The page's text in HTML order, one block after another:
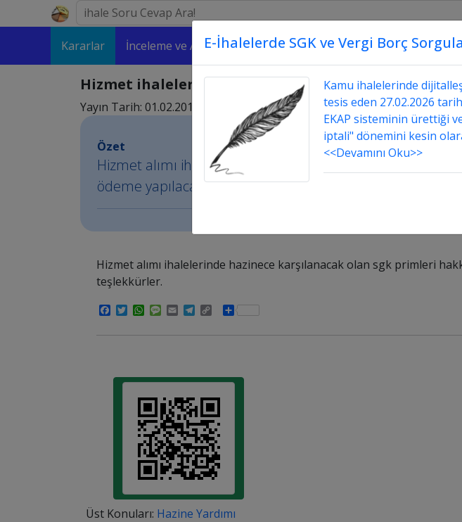
Kararlar İnceleme ve Analizler Makaleler Üstada Sor
Hizmet ihalelerinde hazine yardımı hangi koddan
Yayın Tarih: 01.02.2016 09:02
Özet
Hizmet alımı ihalelerinde hazinece karşılanacak olan
ödeme yapılacak teşlekkürler.
Hizmet alımı ihalelerinde hazinece karşılanacak olan sgk primleri
teşlekkürler.
Facebook
TwitterWhatsApp
Message
EmailTelegram
CopyShare
Üst Konuları: Hazine Yardımı
E-İhalelerde SGK ve Vergi Borç
Kamu ihalelerinde
tesis eden 27.02.2026
EKAP sisteminin ürettiği
iptali" dönemini kesin
<<Devamını Oku>>